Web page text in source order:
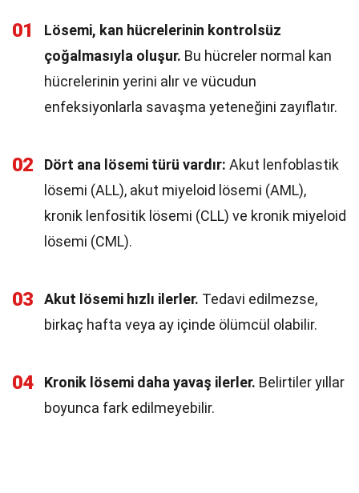
01
Lösemi, kan hücrelerinin kontrolsüz
çoğalmasıyla oluşur. Bu hücreler normal kan
hücrelerinin yerini alır ve vücudun
enfeksiyonlarla savaşma yeteneğini zayıflatır.
02 Dört ana lösemi türü vardır: Akut lenfoblastik
lösemi (ALL), akut miyeloid lösemi (AML),
kronik lenfositik lösemi (CLL) ve kronik miyeloid
lösemi (CML).
03 Akut lösemi hızlı ilerler. Tedavi edilmezse,
birkaç hafta veya ay içinde ölümcül olabilir.
04 Kronik lösemi daha yavaş ilerler. Belirtiler yıllar
boyunca fark edilmeyebilir.